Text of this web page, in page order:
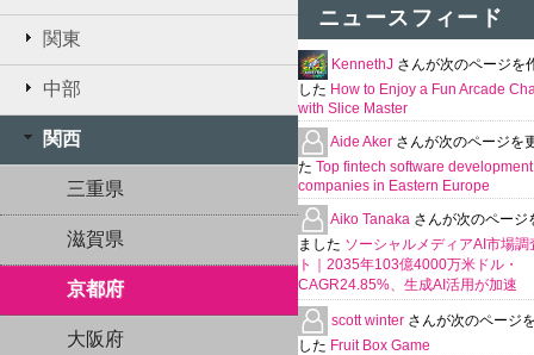
関東
中部
関西
三重県
滋賀県
京都府
大阪府
ニュースフィード
KennethJ さんが次のページを
した How to Enjoy a Fun Arcade
with Slice Master
Aide Aker さんが次のページを
た Top fintech software development
companies in Eastern Europe
Aiko Tanaka さんが次のページ
ました ソーシャルメディアAI市場調
ト｜2035年103億4000万米ドル・
CAGR24.85%、生成AI活用が加速
scott winter さんが次のページ
した Fruit Box Game